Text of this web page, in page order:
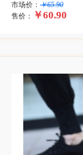
市场价： ￥65.90
售价：
￥60.90